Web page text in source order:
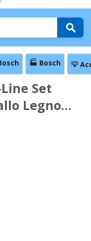
🏭 Bosch 💡
Set
Legno